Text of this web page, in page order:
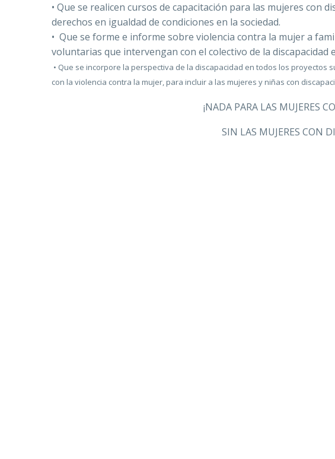
• Que se realicen cursos de capacitación para las mujeres con
derechos en igualdad de condiciones en la sociedad.
• Que se forme e informe sobre violencia contra la mujer a
voluntarias que intervengan con el colectivo de la discapacidad
• Que se incorpore la perspectiva de la discapacidad en todos los
con la violencia contra la mujer, para incluir a las mujeres y niñas con
¡NADA PARA LAS MUJERES
SIN LAS MUJERES CON